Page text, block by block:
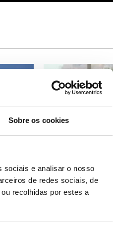
Sobre os cookies
sociais e analisar o nosso
de redes sociais, de
recolhidas por estes a
a
- 2
Migrações:
entram em Ceuta
Marrocos
Date: 30/